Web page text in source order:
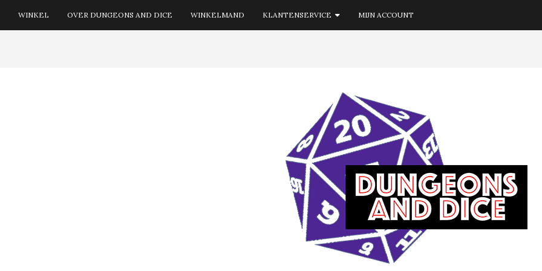
WINKEL OVER DUNGEONS AND DICE WINKELMAND KLANTENSERVICE MIJN ACCOUNT